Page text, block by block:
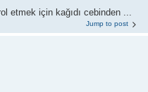
etmek için kağıdı cebinden ...
Jump to post